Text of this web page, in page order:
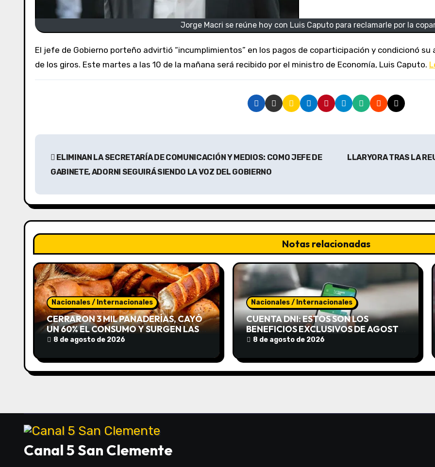
Jorge Macri se reúne hoy con Luis Caputo para reclamarle por la
El jefe de Gobierno porteño advirtió “incumplimientos” en los pagos de coparticipación y condicionó su apoyo al Presupuesto 2026 a la regularización
de los giros. Este martes a las 10 de la mañana será recibido por el ministro de Economía, Luis Caputo.
N
e
g
a
c
i
ó
n
e
e
t
r
a
ELIMINAN LA SECRETARÍA DE COMUNICACIÓN Y MEDIOS: COMO JEFE DE
GABINETE, ADORNI SEGUIRÁ SIENDO LA VOZ DEL GOBIERNO
LLARYORA TRAS LA
Notas relacionadas
Nacionales / Internacionales
CERRARON 3 MIL PANADERÍAS, CAYÓ
UN 60% EL CONSUMO Y SURGEN LAS
«CUEVAS DE PAN»
8 de agosto de 2026
Nacionales / Internacionales
CUENTA DNI: ESTOS SON LOS
BENEFICIOS EXCLUSIVOS DE AGOSTO
PARA AHORRAR DURANTE TODO EL
8 de agosto de 2026
Canal 5 San Clemente